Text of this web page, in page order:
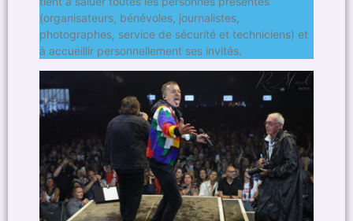
(organisateurs, bénévoles, journalistes,
photographes, service de sécurité et techniciens) et
à accueillir personnellement ses invités.